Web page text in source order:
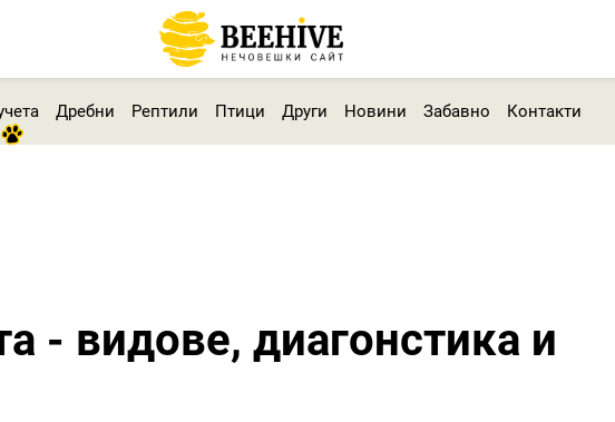
Дребни Рептили Птици Други Новини Забавно Контакти
- видове, диагонстика и